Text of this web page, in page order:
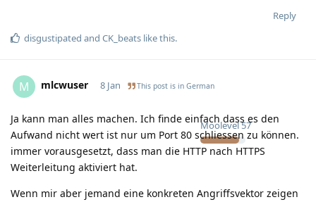
Reply
disgustipated and CK_beats like this.
M mlcwuser
Moolevel57
8 Jan This post is in German
Ja kann man alles machen. Ich finde einfach dass es den
Aufwand nicht wert ist nur um Port 80 schliessen zu können.
immer vorausgesetzt, dass man die HTTP nach HTTPS
Weiterleitung aktiviert hat.
Wenn mir aber jemand eine konkreten Angriffsvektor zeigen